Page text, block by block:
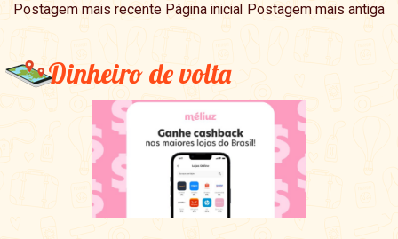
Postagem mais recente Postagem mais antiga
Página inicial
Dinheiro de volta